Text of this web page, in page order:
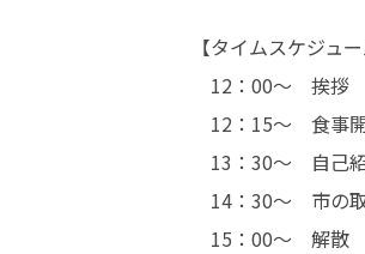
【タイムスケジュー
12：00～　挨拶
12：15～　食事
13：30～　自己
14：30～　市の
15：00～　解散